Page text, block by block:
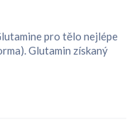
pro tělo nejlépe
Glutamin získaný